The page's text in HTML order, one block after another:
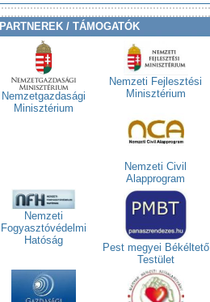
PARTNEREK / TÁMOGATÓK
Nemzetgazdasági
Minisztérium
Nemzeti Fejlesztési
Minisztérium
Nemzeti Civil
Alapprogram
Nemzeti
Fogyasztóvédelmi
Hatóság
Pest megyei Békéltető
Testület